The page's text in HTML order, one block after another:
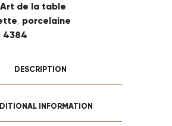
Art de la table
, porcelaine
4384
DESCRIPTION
INFORMATION